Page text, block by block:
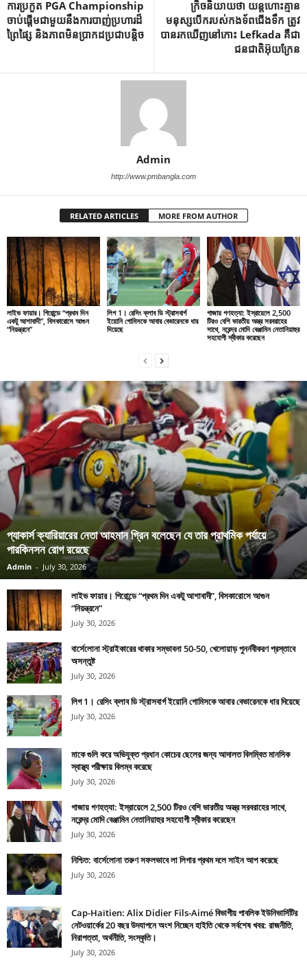
ការប្រកួត PGA Championship
ចាប់ផ្តើមជាមួយនឹងការបាញ់ប្រហារដ៏
ព្រៃផ្សៃ និងភាពមិនប្រាកដប្រជាបន្តិច
ក្រិចនិយាយថា យន្តហោះគ្មាន
មនុស្សបើករបស់កងទ័ពជើងទឹក ត្រូវ
បានរកឃើញនៅកោះ Lefkada គឺជា
ជនជាតិអ៊ុយក្រែន
Admin
http://www.pmbangla.com
RELATED ARTICLES MORE FROM AUTHOR
লাইভ ফায়ার। গিরোন্ডে “প্রথম দিন
একটু আশাবাদী”, বিসকারোসে আগুন
“নিয়ন্ত্রনে”
লিগ 1। রেসিং ক্লাব ডি স্ট্রাসবার্গ
ইয়োনি গোমিসকে আবার বেভারেনকে ধার
দিয়েছে
গাজায় গণহত্যা: ইস্রায়েলে 2,500
টিরও বেশি ভারতীয় অস্ত্র সরবরাহের
সাথে, নরেন্দ্র মোদি বেঞ্জামিন নেতানিয়াহুর
সহযোগী স্বীকার করেছেন
প্যাকার্স ক্যারিয়ারের নেতা আহমান গ্রিন বলেছেন যে তার প্রাথমিক পর্যায়ে
পারকিনসন রোগ রয়েছে
Admin - July 30, 2026
লাইভ ফায়ার। গিরোন্ডে “প্রথম দিন একটু আশাবাদী”, বিসকারোসে আগুন
“নিয়ন্ত্রনে”
July 30, 2026
বার্সেলোনা স্ট্রাইকারের থাকার সম্ভাবনা 50-50, খেলোয়াড় পুনর্নবীকরণ প্রস্তাবে
অসন্তুষ্ট
July 30, 2026
লিগ 1। রেসিং ক্লাব ডি স্ট্রাসবার্গ ইয়োনি গোমিসকে আবার বেভারেনকে ধার দিয়েছে
July 30, 2026
মাকে গুলি করে অভিযুক্ত প্রধান কোচের ছেলের জন্য আদালত বিলম্বিত মানসিক
স্বাস্থ্য পরীক্ষায় বিলম্ব করেছে
July 30, 2026
গাজায় গণহত্যা: ইস্রায়েলে 2,500 টিরও বেশি ভারতীয় অস্ত্র সরবরাহের সাথে,
নরেন্দ্র মোদি বেঞ্জামিন নেতানিয়াহুর সহযোগী স্বীকার করেছেন
July 30, 2026
নিশ্চিত: বার্সেলোনা তরুণ সফলভাবে লা লিগার প্রথম দলে সাইন আপ করেছে
July 30, 2026
Cap-Haïtien: Alix Didier Fils-Aimé বিভাগীয় পাবলিক ইউনিভার্সিটির
নেটওয়ার্কের 20 বছর উদযাপনে অংশ নিচ্ছেন হাইতি থেকে সর্বশেষ খবর: রাজনীতি,
নিরাপত্তা, অর্থনীতি, সংস্কৃতি।
July 30, 2026